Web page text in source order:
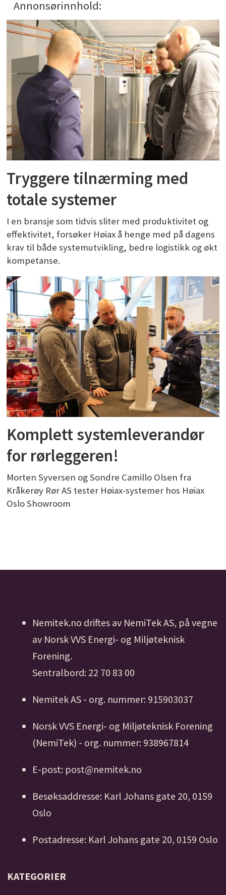
Annonsørinnhold:
Tryggere tilnærming med
totale systemer
I en bransje som tidvis sliter med produktivitet og
effektivitet, forsøker Høiax å henge med på dagens
krav til både systemutvikling, bedre logistikk og økt
kompetanse.
Komplett systemleverandør
for rørleggeren!
Morten Syversen og Sondre Camillo Olsen fra
Kråkerøy Rør AS tester Høiax-systemer hos Høiax
Oslo Showroom
Nemitek.no driftes av NemiTek AS, på vegne
av Norsk VVS Energi- og Miljøteknisk
Forening.
Sentralbord: 22 70 83 00
Nemitek AS - org. nummer: 915903037
Norsk VVS Energi- og Miljøteknisk Forening
(NemiTek) - org. nummer: 938967814
E-post: post@nemitek.no
Besøksaddresse: Karl Johans gate 20, 0159
Oslo
Postadresse: Karl Johans gate 20, 0159 Oslo
KATEGORIER